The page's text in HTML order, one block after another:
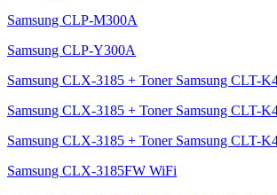
Samsung CLP-M300A
Samsung CLP-Y300A
Samsung CLX-3185 + Toner Samsung CLT-
Samsung CLX-3185 + Toner Samsung CLT-
Samsung CLX-3185 + Toner Samsung CLT-
Samsung CLX-3185FW WiFi